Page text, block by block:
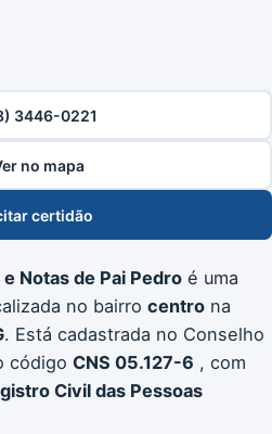
3446-0221
no mapa
certidão
Notas de Pai Pedro é uma
no bairro centro na
. Está cadastrada no Conselho
código CNS 05.127-6 , com
Civil das Pessoas